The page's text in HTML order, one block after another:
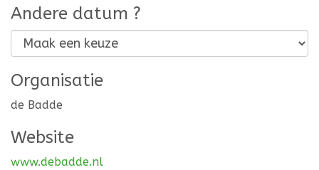
Andere datum ?
Organisatie
de Badde
Website
www.debadde.nl